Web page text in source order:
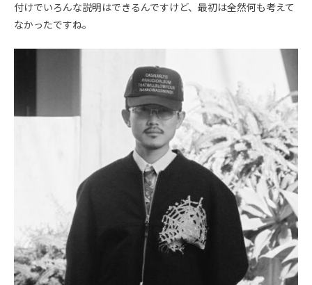
付けでいろんな説明はできるんですけど、最初は全然何も考えて
なかったですね。